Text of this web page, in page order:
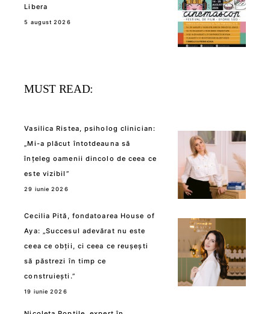
Libera
5 august 2026
MUST READ:
Vasilica Ristea, psiholog clinician:
„Mi-a plăcut întotdeauna să
înțeleg oamenii dincolo de ceea ce
este vizibil”
29 iunie 2026
Cecilia Pită, fondatoarea House of
Aya: „Succesul adevărat nu este
ceea ce obții, ci ceea ce reușești
să păstrezi în timp ce
construiești.”
19 iunie 2026